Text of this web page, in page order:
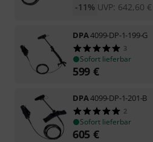
UVP: 642,60 €
-11%
DPA4099-DP-1-199-G
3
Sofort lieferbar
599 €
DPA4099-DP-1-201-B
2
Sofort lieferbar
605 €